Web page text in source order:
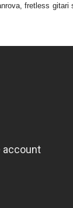
fretless gitari